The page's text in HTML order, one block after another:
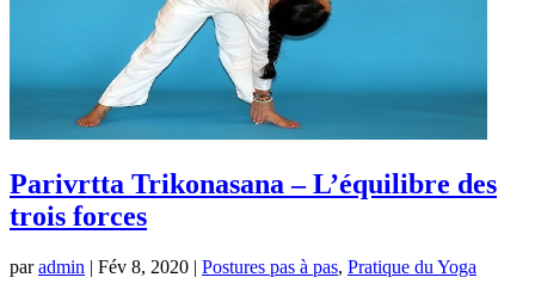
Parivrtta Trikonasana – L’équilibre des
trois forces
paradmin | Fév 8, 2020 | Postures pas à pas, Pratique du Yoga